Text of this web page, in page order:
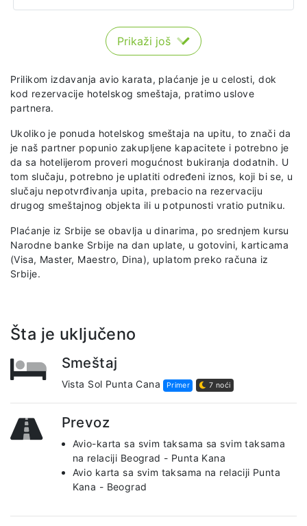
Prikaži još
Prilikom izdavanja avio karata, plaćanje je u celosti, dok
kod rezervacije hotelskog smeštaja, pratimo uslove
partnera.
Ukoliko je ponuda hotelskog smeštaja na upitu, to znači da
je naš partner popunio zakupljene kapacitete i potrebno je
da sa hotelijerom proveri mogućnost bukiranja dodatnih. U
tom slučaju, potrebno je uplatiti određeni iznos, koji bi se, u
slučaju nepotvrđivanja upita, prebacio na rezervaciju
drugog smeštajnog objekta ili u potpunosti vratio putniku.
Plaćanje iz Srbije se obavlja u dinarima, po srednjem kursu
Narodne banke Srbije na dan uplate, u gotovini, karticama
(Visa, Master, Maestro, Dina), uplatom preko računa iz
Srbije.
Šta je uključeno
Smeštaj
Vista Sol Punta Cana Primer 7 noći
Prevoz
Avio-karta sa svim taksama sa svim taksama
na relaciji Beograd - Punta Kana
Avio karta sa svim taksama na relaciji Punta
Kana - Beograd